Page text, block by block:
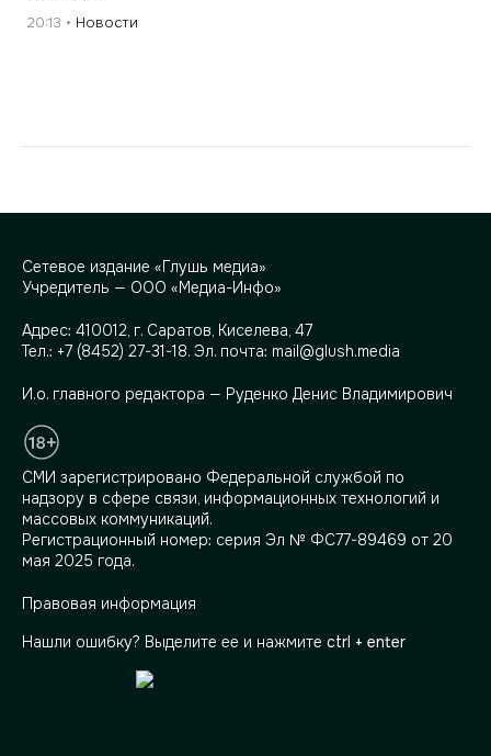
20:13 Новости
Сетевое издание «Глушь медиа»
Учредитель — ООО «Медиа-Инфо»
Адрес: 410012, г. Саратов, Киселева, 47
Тел.: +7 (8452) 27-31-18. Эл. почта: mail@glush.media
И.о. главного редактора — Руденко Денис Владимирович
СМИ зарегистрировано Федеральной службой по
надзору в сфере связи, информационных технологий и
массовых коммуникаций.
Регистрационный номер: серия Эл № ФС77-89469 от 20
мая 2025 года.
Правовая информация
Нашли ошибку? Выделите ее и нажмите ctrl + enter